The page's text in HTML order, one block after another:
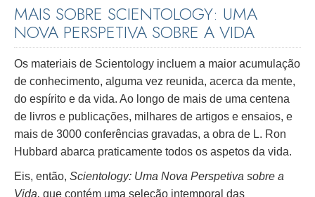
MAIS SOBRE SCIENTOLOGY: UMA
NOVA PERSPETIVA SOBRE A VIDA
Os materiais de Scientology incluem a maior acumulação
de conhecimento, alguma vez reunida, acerca da mente,
do espírito e da vida. Ao longo de mais de uma centena
de livros e publicações, milhares de artigos e ensaios, e
mais de 3000 conferências gravadas, a obra de L. Ron
Hubbard abarca praticamente todos os aspetos da vida.
Eis, então, Scientology: Uma Nova Perspetiva sobre a
Vida, que contém uma seleção intemporal das